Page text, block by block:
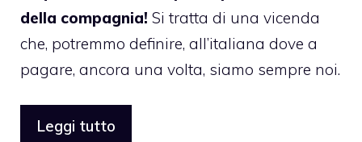
della compagnia! Si tratta di una vicenda
che, potremmo definire, all’italiana dove a
pagare, ancora una volta, siamo sempre noi.
Leggi tutto